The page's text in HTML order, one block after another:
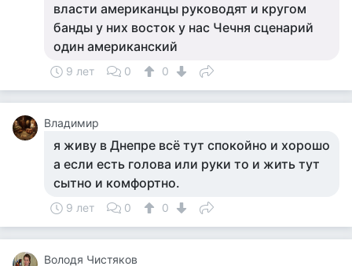
власти американцы руководят и кругом
банды у них восток у нас Чечня сценарий
один американский
9 лет 0 0
Владимир
я живу в Днепре всё тут спокойно и хорошо
а если есть голова или руки то и жить тут
сытно и комфортно.
9 лет 0 0
Володя Чистяков